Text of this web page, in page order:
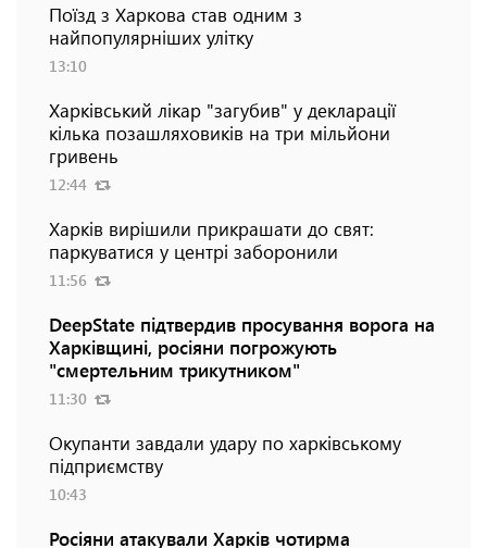
Поїзд з Харкова став одним з
найпопулярніших улітку
13:10
Харківський лікар "загубив" у декларації
кілька позашляховиків на три мільйони
гривень
12:44
Харків вирішили прикрашати до свят:
паркуватися у центрі заборонили
11:56
DeepState підтвердив просування ворога на
Харківщині, росіяни погрожують
"смертельним трикутником"
11:30
Окупанти завдали удару по харківському
підприємству
10:43
Росіяни атакували Харків чотирма